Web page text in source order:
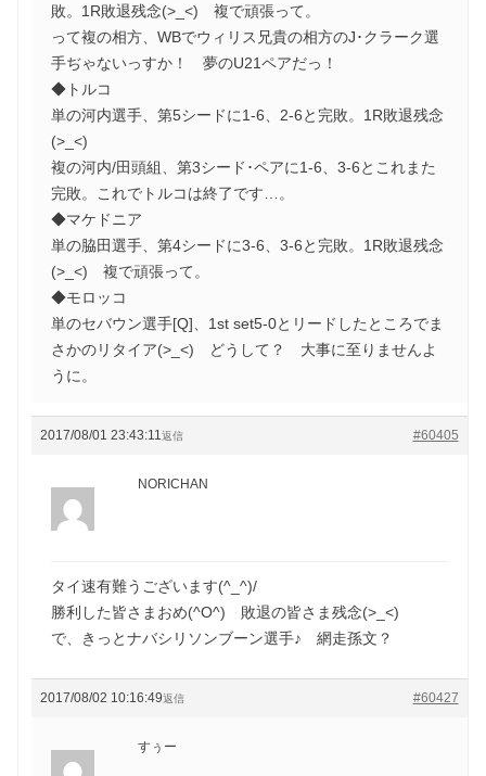
敗。1R敗退残念(>_<) 複で頑張って。
って複の相方、WBでウィリス兄貴の相方のJ･クラーク選
手ぢゃないっすか！ 夢のU21ペアだっ！
◆トルコ
単の河内選手、第5シードに1-6、2-6と完敗。1R敗退残念
(>_<)
複の河内/田頭組、第3シード･ペアに1-6、3-6とこれまた
完敗。これでトルコは終了です…。
◆マケドニア
単の脇田選手、第4シードに3-6、3-6と完敗。1R敗退残念
(>_<) 複で頑張って。
◆モロッコ
単のセバウン選手[Q]、1st set5-0とリードしたところでま
さかのリタイア(>_<) どうして？ 大事に至りませんよ
うに。
2017/08/01 23:43:11 #60405
返信
NORICHAN
タイ速有難うございます(^_^)/
勝利した皆さまおめ(^O^) 敗退の皆さま残念(>_<)
で、きっとナバシリソンブーン選手♪ 網走孫文？
2017/08/02 10:16:49 #60427
返信
すぅー